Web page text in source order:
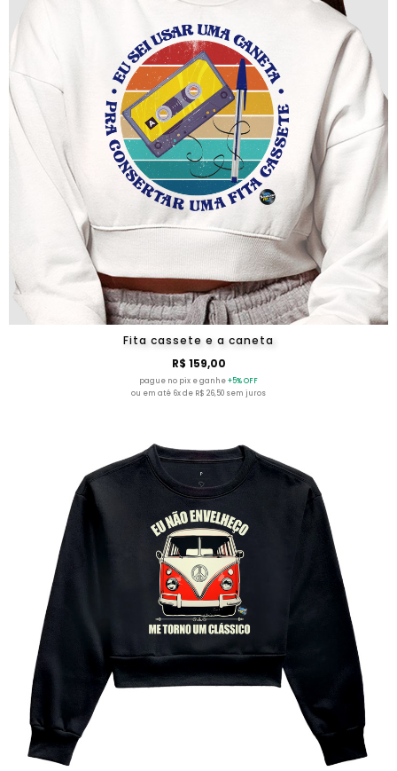
Fita cassete e a caneta
R$ 159,00
pague no pix e ganhe+5% OFF
ou em até 6x de R$ 26,50 sem juros